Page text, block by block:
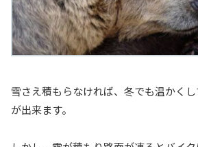
雪さえ積もらなければ、冬でも温かく
が出来ます。